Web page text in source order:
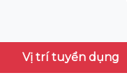
Vị trí tuyển dụng